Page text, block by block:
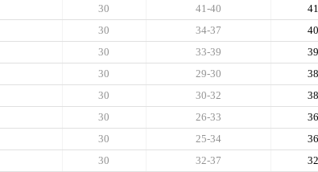
41
41-40
30
40
34-37
30
39
33-39
30
38
29-30
30
38
30-32
30
36
26-33
30
36
25-34
30
32
32-37
30